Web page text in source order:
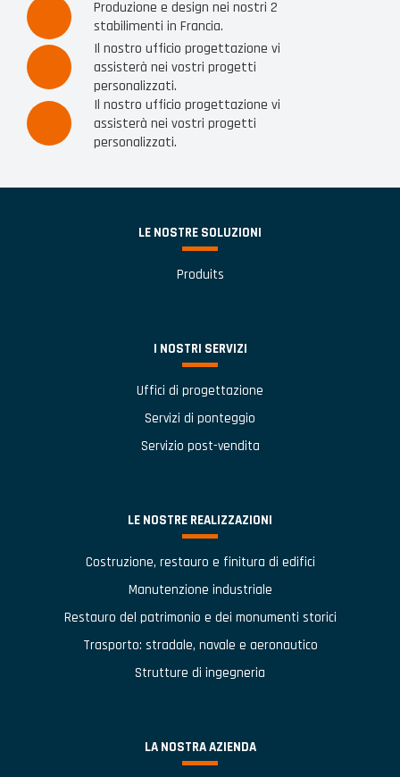
Produzione e design nei nostri 2
stabilimenti in Francia.
Il nostro ufficio progettazione vi
assisterà nei vostri progetti
personalizzati.
Il nostro ufficio progettazione vi
assisterà nei vostri progetti
personalizzati.
LE NOSTRE SOLUZIONI
Produits
I NOSTRI SERVIZI
Uffici di progettazione
Servizi di ponteggio
Servizio post-vendita
LE NOSTRE REALIZZAZIONI
Costruzione, restauro e finitura di edifici
Manutenzione industriale
Restauro del patrimonio e dei monumenti storici
Trasporto: stradale, navale e aeronautico
Strutture di ingegneria
LA NOSTRA AZIENDA